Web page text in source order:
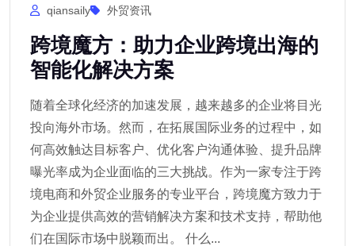
qiansaily 外贸资讯
跨境魔方：助力企业跨境出海的
智能化解决方案
随着全球化经济的加速发展，越来越多的企业将目光
投向海外市场。然而，在拓展国际业务的过程中，如
何高效触达目标客户、优化客户沟通体验、提升品牌
曝光率成为企业面临的三大挑战。作为一家专注于跨
境电商和外贸企业服务的专业平台，跨境魔方致力于
为企业提供高效的营销解决方案和技术支持，帮助他
们在国际市场中脱颖而出。 什么...